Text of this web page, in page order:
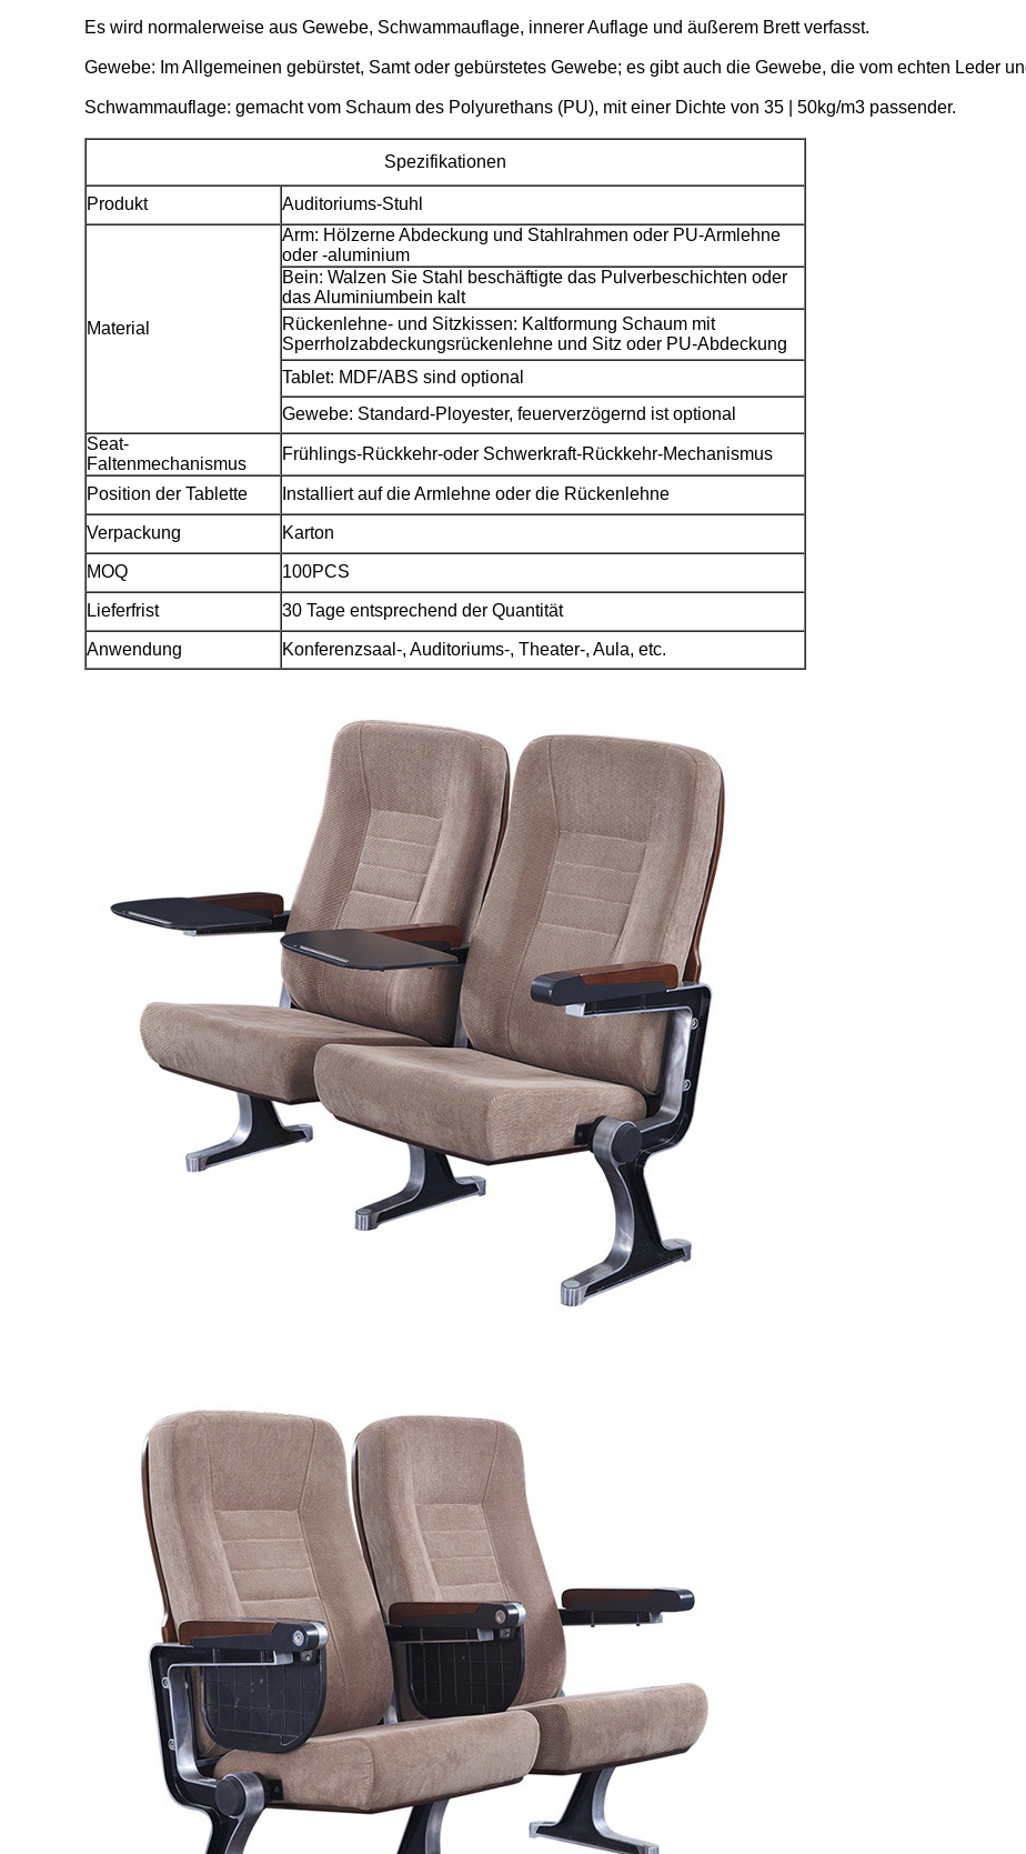
Es wird normalerweise aus Gewebe, Schwammauflage, innerer Auflage und äußerem Brett verfasst.
Gewebe: Im Allgemeinen gebürstet, Samt oder gebürstetes Gewebe; es gibt auch die Gewebe, die vom echten Leder
Schwammauflage: gemacht vom Schaum des Polyurethans (PU), mit einer Dichte von 35 | 50kg/m3 passender.
Spezifikationen
Produkt Auditoriums-Stuhl
Material
Arm: Hölzerne Abdeckung und Stahlrahmen oder PU-Armlehne
oder -aluminium
Bein: Walzen Sie Stahl beschäftigte das Pulverbeschichten oder
das Aluminiumbein kalt
Rückenlehne- und Sitzkissen: Kaltformung Schaum mit
Sperrholzabdeckungsrückenlehne und Sitz oder PU-Abdeckung
Tablet: MDF/ABS sind optional
Gewebe: Standard-Ployester, feuerverzögernd ist optional
Seat-
Faltenmechanismus
Frühlings-Rückkehr-oder Schwerkraft-Rückkehr-Mechanismus
Position der Tablette Installiert auf die Armlehne oder die Rückenlehne
Verpackung Karton
MOQ 100PCS
Lieferfrist 30 Tage entsprechend der Quantität
Anwendung Konferenzsaal-, Auditoriums-, Theater-, Aula, etc.